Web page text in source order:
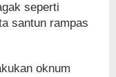
seperti
santun rampas
oknum